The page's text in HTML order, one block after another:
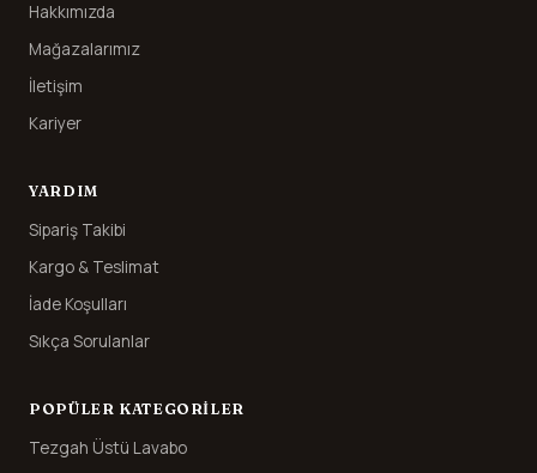
Hakkımızda
Mağazalarımız
İletişim
Kariyer
YARDIM
Sipariş Takibi
Kargo & Teslimat
İade Koşulları
Sıkça Sorulanlar
POPÜLER KATEGORILER
Tezgah Üstü Lavabo